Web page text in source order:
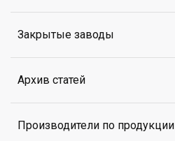
Закрытые заводы
Архив статей
Производители по продукции